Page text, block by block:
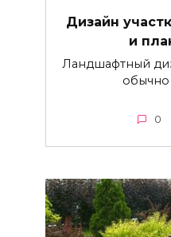
Дизайн
и
Ландшафтный
0